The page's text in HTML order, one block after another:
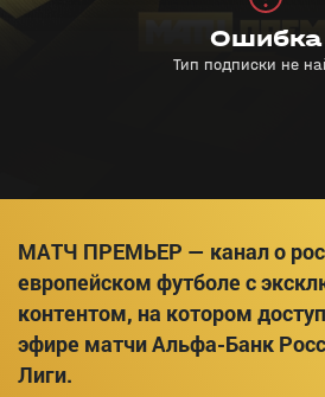
МАТЧ ПРЕМЬЕР — канал о
европейском футболе с
контентом, на котором
эфире матчи Альфа-Банк
Лиги.